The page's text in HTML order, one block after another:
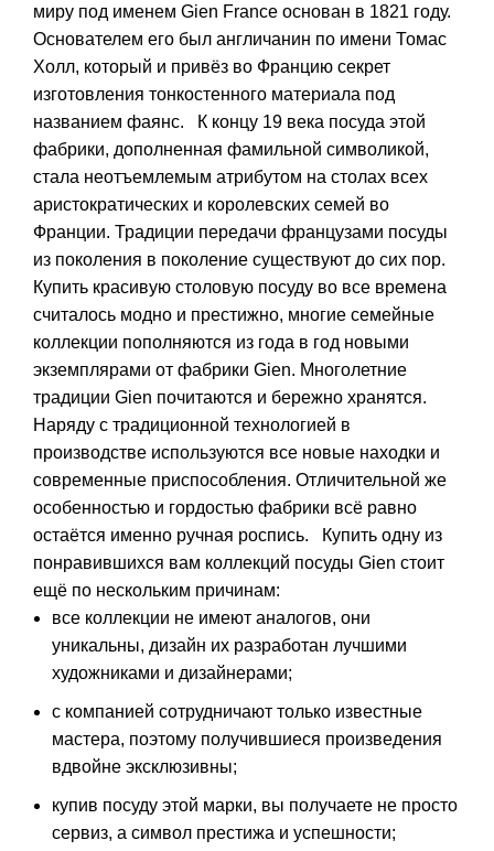
миру под именем Gien France основан в 1821 году.
Основателем его был англичанин по имени Томас
Холл, который и привёз во Францию секрет
изготовления тонкостенного материала под
названием фаянс. К концу 19 века посуда этой
фабрики, дополненная фамильной символикой,
стала неотъемлемым атрибутом на столах всех
аристократических и королевских семей во
Франции. Традиции передачи французами посуды
из поколения в поколение существуют до сих пор.
Купить красивую столовую посуду во все времена
считалось модно и престижно, многие семейные
коллекции пополняются из года в год новыми
экземплярами от фабрики Gien. Многолетние
традиции Gien почитаются и бережно хранятся.
Наряду с традиционной технологией в
производстве используются все новые находки и
современные приспособления. Отличительной же
особенностью и гордостью фабрики всё равно
остаётся именно ручная роспись. Купить одну из
понравившихся вам коллекций посуды Gien стоит
ещё по нескольким причинам:
все коллекции не имеют аналогов, они
уникальны, дизайн их разработан лучшими
художниками и дизайнерами;
с компанией сотрудничают только известные
мастера, поэтому получившиеся произведения
вдвойне эксклюзивны;
купив посуду этой марки, вы получаете не просто
сервиз, а символ престижа и успешности;